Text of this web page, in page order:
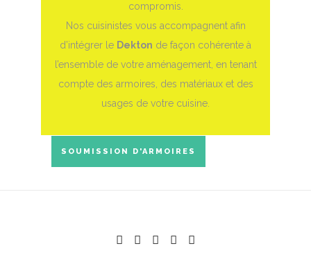
compromis.
Nos cuisinistes vous accompagnent afin
d’intégrer le Dekton de façon cohérente à
l’ensemble de votre aménagement, en tenant
compte des armoires, des matériaux et des
usages de votre cuisine.
SOUMISSION D'ARMOIRES